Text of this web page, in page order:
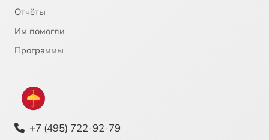
Отчёты
Им помогли
Программы
+7 (495) 722-92-79